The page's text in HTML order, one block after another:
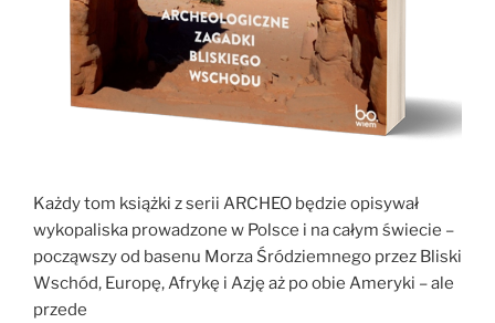
Każdy tom książki z serii ARCHEO będzie opisywał
wykopaliska prowadzone w Polsce i na całym świecie –
począwszy od basenu Morza Śródziemnego przez Bliski
Wschód, Europę, Afrykę i Azję aż po obie Ameryki – ale
przede